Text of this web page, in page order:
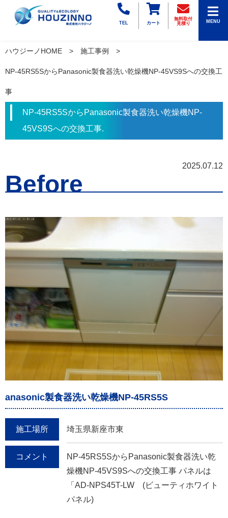
TEL カート
無料取付
見積り
MENU
ハウジーノHOME 施工事例
NP-45RS5SからPanasonic製食器洗い乾燥機NP-45VS9Sへの交換工
事
NP-45RS5SからPanasonic製食器洗い乾燥機NP-
45VS9Sへの交換工事.
2025.07.12
Before
anasonic製食器洗い乾燥機NP-45RS5S
施工場所 埼玉県新座市東
コメント
NP-45RS5SからPanasonic製食器洗い乾
燥機NP-45VS9Sへの交換工事 パネルは
「AD-NPS45T-LW (ビューティホワイト
パネル)